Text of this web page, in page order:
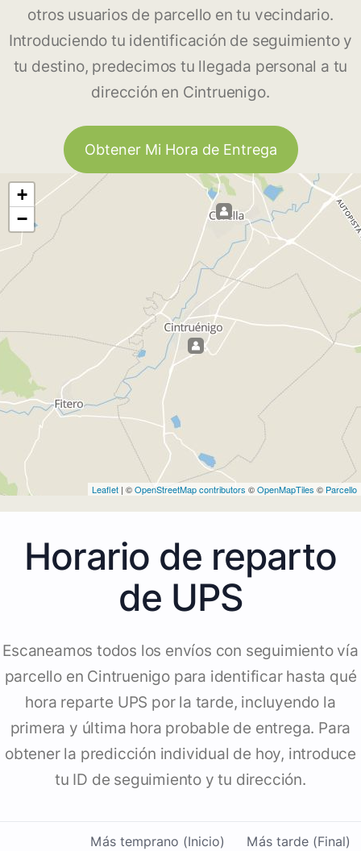
otros usuarios de parcello en tu vecindario.
Introduciendo tu identificación de seguimiento y
tu destino, predecimos tu llegada personal a tu
dirección en Cintruenigo.
Obtener Mi Hora de Entrega
+
−
Leaflet | ©OpenStreetMap contributors ©OpenMapTiles © Parcello
Horario de reparto
de UPS
Escaneamos todos los envíos con seguimiento vía
parcello en Cintruenigo para identificar hasta qué
hora reparte UPS por la tarde, incluyendo la
primera y última hora probable de entrega. Para
obtener la predicción individual de hoy, introduce
tu ID de seguimiento y tu dirección.
Más temprano (Inicio) Más tarde (Final)